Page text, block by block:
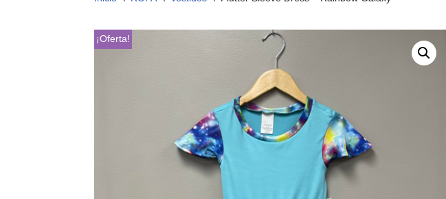
¡Oferta!